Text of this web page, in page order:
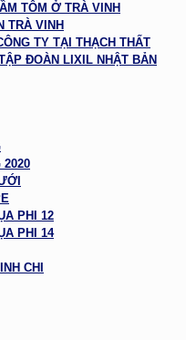
TÔM Ở TRÀ VINH
TRÀ VINH
TY TẠI THẠCH THẤT
ĐOÀN LIXIL NHẬT BẢN
2020
PHI 12
PHI 14
CHI